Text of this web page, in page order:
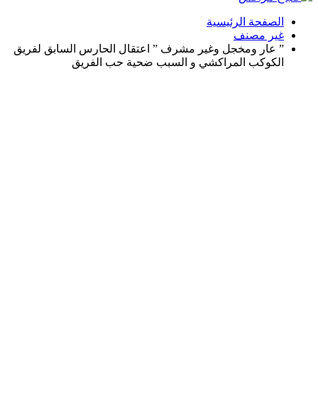
الصفحة الرئيسية
غير مصنف
” عار ومخجل وغير مشرف ” اعتقال الحارس السابق لفريق
الكوكب المراكشي و السبب ضحية حب الفريق